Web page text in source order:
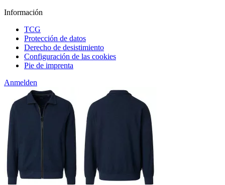
Información
TCG
Protección de datos
Derecho de desistimiento
Configuración de las cookies
Pie de imprenta
Anmelden